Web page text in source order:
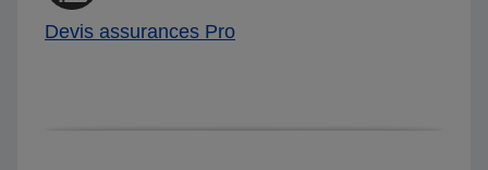
Devis assurances Pro